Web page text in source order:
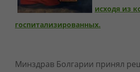
исходя из
госпитализированных.
Минздрав Болгарии принял